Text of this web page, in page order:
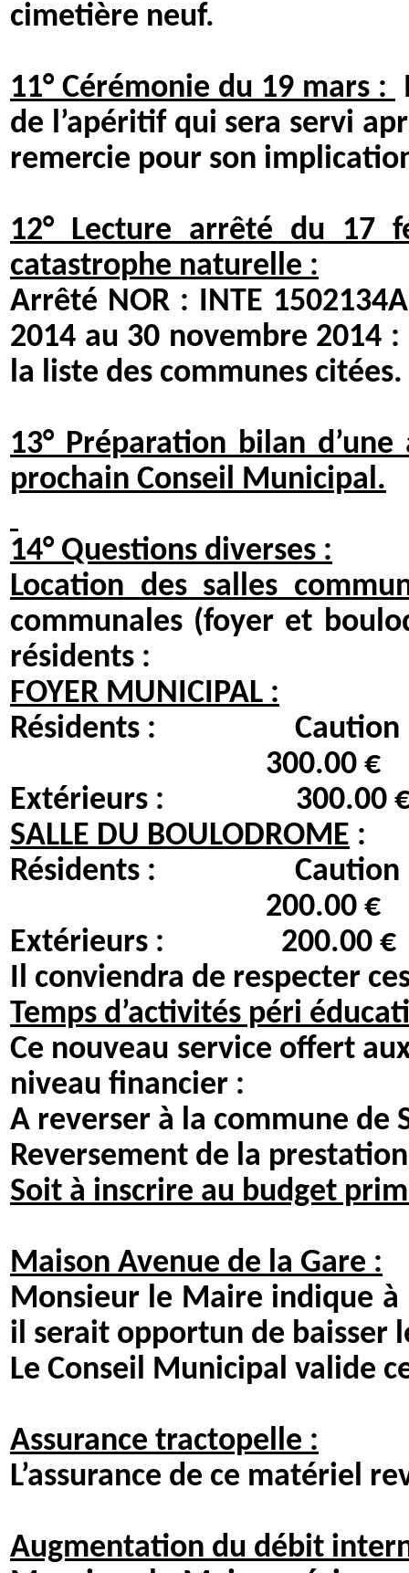
cimetière neuf.
11° Cérémonie du 19 mars :
de l’apéritif qui sera servi
remercie pour son
12° Lecture arrêté du 17
catastrophe naturelle :
Arrêté NOR : INTE
2014 au 30 novembre 2014 :
la liste des communes citées.
13° Préparation bilan
prochain Conseil Municipal.
14° Questions diverses :
Location des salles
communales (foyer et
résidents :
FOYER MUNICIPAL :
Résidents :
300.00 €
Extérieurs :
SALLE DU BOULODROME :
Résidents :
200.00 €
Extérieurs :
Il conviendra de respecter
Temps d’activités péri
Ce nouveau service offert
niveau financier :
A reverser à la
Reversement de la
Soit à inscrire au budget
Maison Avenue de la Gare :
Monsieur le Maire indique à
il serait opportun de baisser
Le Conseil Municipal valide
Assurance tractopelle :
L’assurance de ce matériel
Augmentation du débit